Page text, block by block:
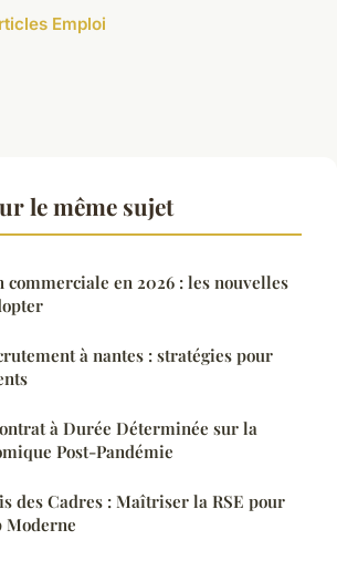
Emploi
le même sujet
commerciale en 2026 : les nouvelles
à nantes : stratégies pour
à Durée Déterminée sur la
Post-Pandémie
des Cadres : Maîtriser la RSE pour
Moderne